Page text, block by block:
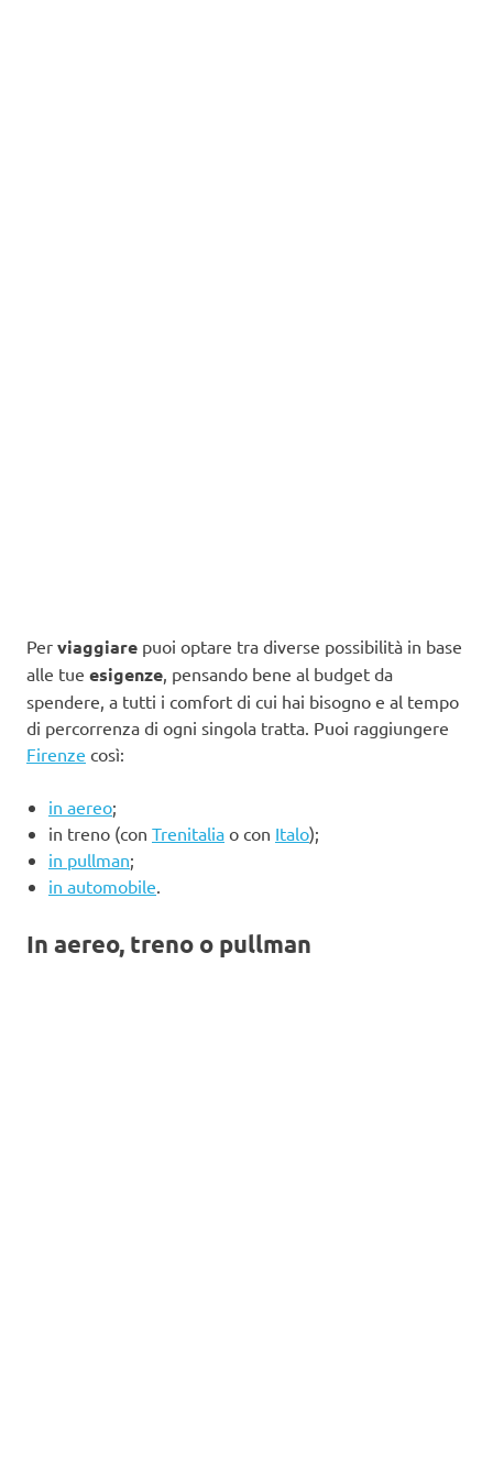
Per viaggiare puoi optare tra diverse possibilità in base
alle tue esigenze , pensando bene al budget da
spendere, a tutti i comfort di cui hai bisogno e al tempo
di percorrenza di ogni singola tratta. Puoi raggiungere
Firenze così:
in aereo;
in treno (con Trenitalia o con Italo);
in pullman;
in automobile
In aereo, treno o pullman